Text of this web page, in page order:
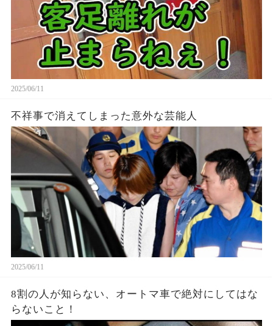
2025/06/11
不祥事で消えてしまった意外な芸能人
2025/06/11
8割の人が知らない、オートマ車で絶対にしてはな
らないこと！